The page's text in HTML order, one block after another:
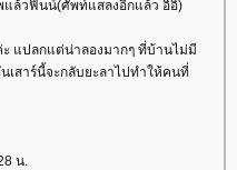
ล้วฟินน์(ศัพท์แสลงอีกแล้ว อิอิ)
ะ แปลกแต่น่าลองมากๆ ที่บ้านไม่มี
เสาร์นี้จะกลับยะลาไปทำให้คนที่
น.